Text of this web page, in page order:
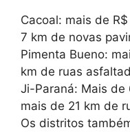
Cacoal: mais de
7 km de novas
Pimenta Bueno:
km de ruas
Ji-Paraná: Mais de
mais de 21 km de
Os distritos